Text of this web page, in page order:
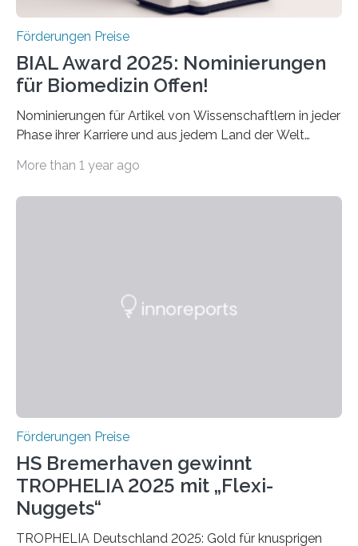
Förderungen Preise
BIAL Award 2025: Nominierungen
für Biomedizin Offen!
Nominierungen für Artikel von Wissenschaftlern in jeder
Phase ihrer Karriere und aus jedem Land der Welt
Leben gerufen, um die bemerkenswertesten
Foundation, des BIAL Award in Biomedicine ist in
More than 1 year ago
Förderungen Preise
HS Bremerhaven gewinnt
TROPHELIA 2025 mit „Flexi-
Nuggets“
TROPHELIA Deutschland 2025: Gold für knusprigen